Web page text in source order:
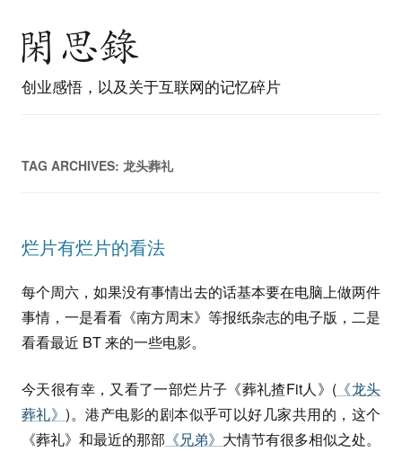
创业感悟，以及关于互联网的记忆碎片
TAG ARCHIVES: 龙头葬礼
烂片有烂片的看法
每个周六，如果没有事情出去的话基本要在电脑上做两件
事情，一是看看《南方周末》等报纸杂志的电子版，二是
看看最近 BT 来的一些电影。
今天很有幸，又看了一部烂片子《葬礼揸Fit人》(《龙头
葬礼》)。港产电影的剧本似乎可以好几家共用的，这个
《葬礼》和最近的那部 《兄弟》 大情节有很多相似之处。